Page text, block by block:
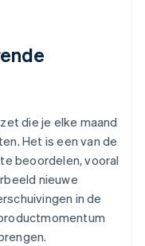
die je elke maand
Het is een van de
beoordelen, vooral
nieuwe
in de